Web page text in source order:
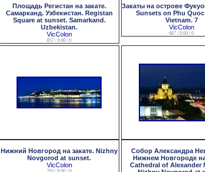
Площадь Регистан на закате.
Самарканд. Узбекистан. Registan
Square at sunset. Samarkand.
Uzbekistan.
VicColon
857 / 0.00 / 0
Закаты на острове
Sunsets on Phu
Vietnam. 7
VicColon
687 / 0.00 / 0
Нижний Новгород на закате. Nizhny
Novgorod at sunset.
VicColon
Собор Александра
Нижнем Новгороде на
Cathedral of Alexander